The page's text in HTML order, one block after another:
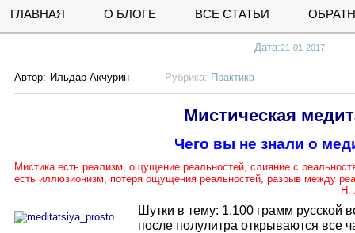
ГЛАВНАЯ О БЛОГЕ ВСЕ СТАТЬИ
Дата:21-01-2017
Автор: Ильдар Акчурин Рубрика: Практика
Мистическая
Чего вы не знали о
Мистика есть реализм, ощущение реальностей, слияние с
есть иллюзионизм, потеря ощущения реальностей,
Н. А.
Шутки в тему: 1.100 грамм русской
после полулитра открываются все